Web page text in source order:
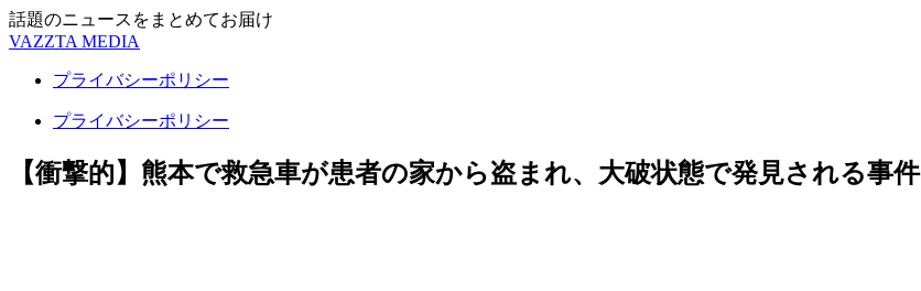
話題のニュースをまとめてお届け
VAZZTA MEDIA
プライバシーポリシー
プライバシーポリシー
【衝撃的】熊本で救急車が患者の家から盗まれ、大破状態で発見される事件